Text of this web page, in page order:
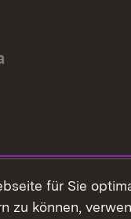
für Sie
zu können,